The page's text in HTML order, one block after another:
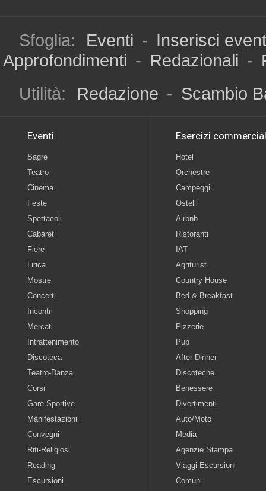
Sfoglia: Eventi - Inserisci
Approfondimenti - Redazionali -
Utilità:
Redazione - Scambio
Eventi
Sagre
Teatro
Cinema
Feste
Spettacoli
Cabaret
Fiere
Lirica
Mostre
Concerti
Incontri
Mercati
Intrattenimento
Discoteca
Teatro-Danza
Corsi
Gare-Sportive
Manifestazioni
Convegni
Riti-Religiosi
Reading
Escursioni
Esercizi
Hotel
Orchestre
Campeggi
Ostelli
Airbnb
Ristoranti
IAT
Agriturist
Country House
Bed & Breakfast
Shopping
Pizzerie
Pub
After Dinner
Discoteche
Benessere
Divertimenti
Auto/Moto
Media
Agenzie Stampa
Viaggi Escursioni
Comuni